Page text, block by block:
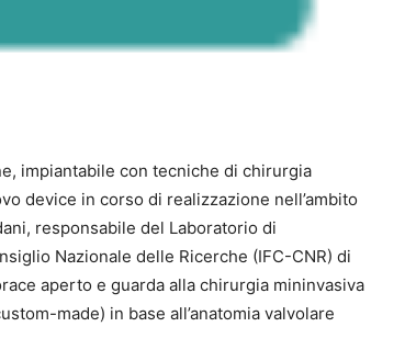
impiantabile con tecniche di chirurgia
device in corso di realizzazione nell’ambito
responsabile del Laboratorio di
Nazionale delle Ricerche (IFC-CNR) di
aperto e guarda alla chirurgia mininvasiva
made) in base all’anatomia valvolare